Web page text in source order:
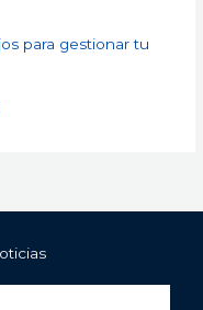
para gestionar tu